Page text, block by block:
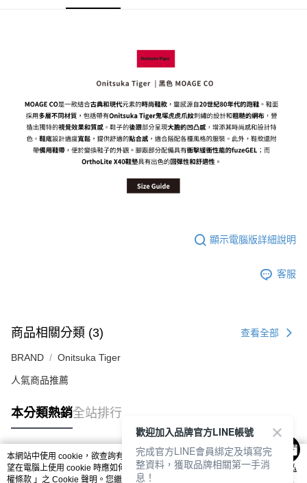
每筆NT$120，滿NT$6,000(含以上)免運費
顯示電腦版詳細說明
客服
商品相關分類 (3) 查看全部
BRAND Onitsuka Tiger
人氣商品推薦
本分類熱銷全站排行
熱門標籤
本網站中使用 cookie，欲查詢有關本網站使用 cookie 方式之詳情，及若您不希
望在電腦上使用 cookie 時應如何變更電腦的 cookie 設定，請參閱本網站「
隱私
權條款 」之 Cookie 聲明。您繼續使用本網站即表示您同意本公司得按本網站使
歡迎加入品牌官方LINE帳號
完成官方LINE會員綁定及填寫完
整資料，獲取品牌相關第一手消
息！